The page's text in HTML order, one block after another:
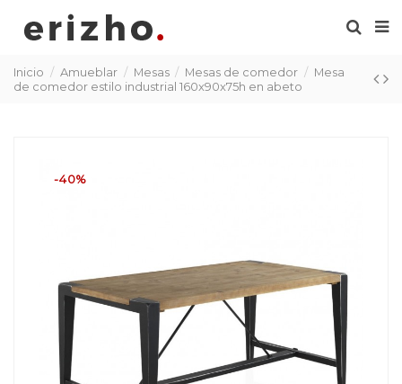
Inicio Amueblar Mesas Mesas de comedor
Mesa
de comedor estilo industrial 160x90x75h en abeto
-40%